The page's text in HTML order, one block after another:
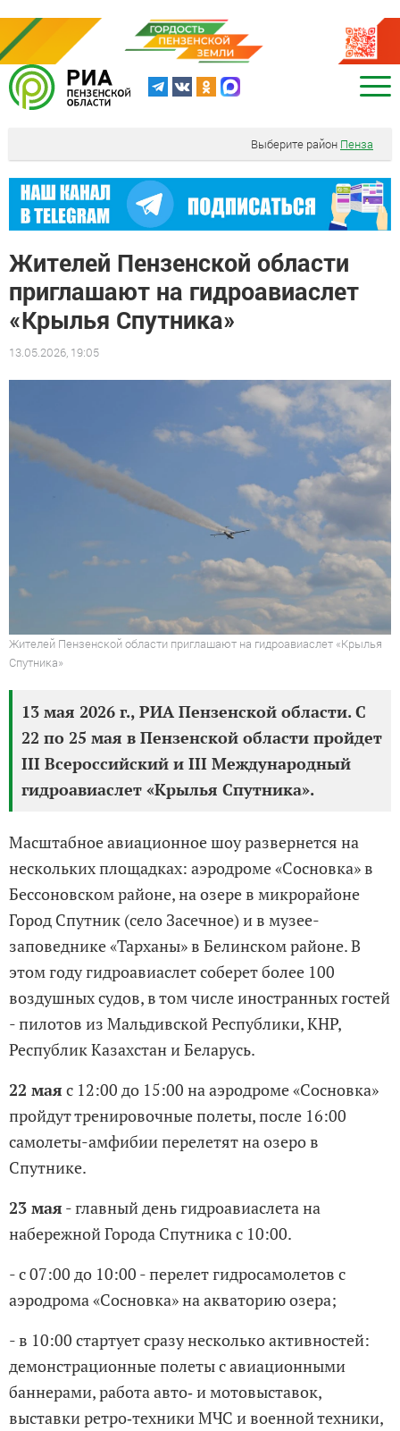
Выберите район Пенза
Жителей Пензенской области
приглашают на гидроавиаслет
«Крылья Спутника»
13.05.2026, 19:05
Жителей Пензенской области приглашают на гидроавиаслет «Крылья
Спутника»
13 мая 2026 г., РИА Пензенской области. С
22 по 25 мая в Пензенской области пройдет
III Всероссийский и III Международный
гидроавиаслет «Крылья Спутника».
Масштабное авиационное шоу развернется на
нескольких площадках: аэродроме «Сосновка» в
Бессоновском районе, на озере в микрорайоне
Город Спутник (село Засечное) и в музее-
заповеднике «Тарханы» в Белинском районе. В
этом году гидроавиаслет соберет более 100
воздушных судов, в том числе иностранных гостей
- пилотов из Мальдивской Республики, КНР,
Республик Казахстан и Беларусь.
22 мая с 12:00 до 15:00 на аэродроме «Сосновка»
пройдут тренировочные полеты, после 16:00
самолеты-амфибии перелетят на озеро в
Спутнике.
23 мая - главный день гидроавиаслета на
набережной Города Спутника с 10:00.
- с 07:00 до 10:00 - перелет гидросамолетов с
аэродрома «Сосновка» на акваторию озера;
- в 10:00 стартует сразу несколько активностей:
демонстрационные полеты с авиационными
баннерами, работа авто‑ и мотовыставок,
выставки ретро‑техники МЧС и военной техники,